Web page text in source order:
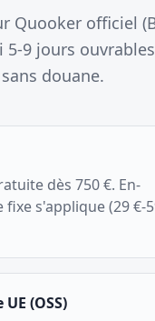
Quooker officiel
9 jours
douane.
dès 750 €. En-
s'applique (29 €-
(OSS)